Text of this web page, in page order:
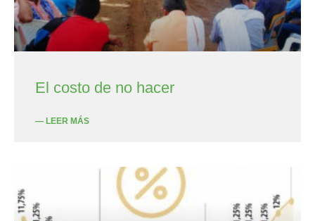
El costo de no hacer
— LEER MÁS